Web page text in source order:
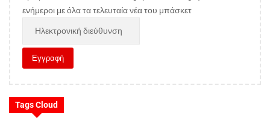
ενήμεροι με όλα τα τελευταία νέα του μπάσκετ
Tags Cloud